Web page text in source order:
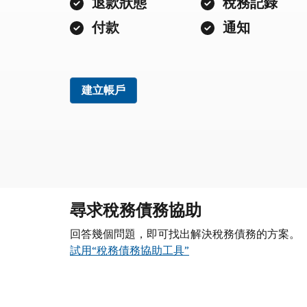
付款
通知
建立帳戶
尋求稅務債務協助
回答幾個問題，即可找出解決稅務債務的方案。
試用“稅務債務協助工具”